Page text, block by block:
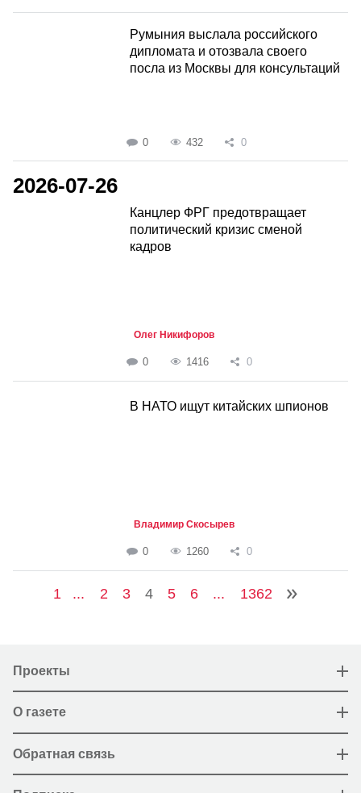
Румыния выслала российского
дипломата и отозвала своего
посла из Москвы для консультаций
0 432 0
2026-07-26
Канцлер ФРГ предотвращает
политический кризис сменой
кадров
Олег Никифоров
0 1416 0
В НАТО ищут китайских шпионов
Владимир Скосырев
0 1260 0
1 ... 2 3 4 5 6 ... 1362
Проекты
О газете
Обратная связь